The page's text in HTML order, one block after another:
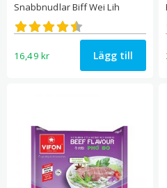
Snabbnudlar Biff Wei Lih
Betygsatt
4.50
av 5
16,49 kr Lägg till